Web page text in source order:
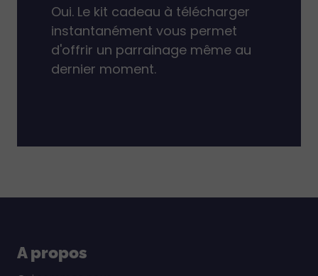
Oui. Le kit cadeau à télécharger
instantanément vous permet
d'offrir un parrainage même au
dernier moment.
A propos